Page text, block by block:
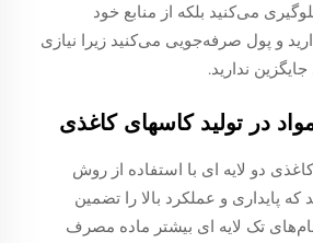
می‌کنید بلکه از منابع خود
و پول صرفه‌جویی می‌کنید زیرا نیازی
ندارید.
در تولید کاسهای کاغذی
دو لایه ای با استفاده از روش
پایداری و عملکرد بالا را تضمین
تک لایه ای بیشتر ماده مصرف